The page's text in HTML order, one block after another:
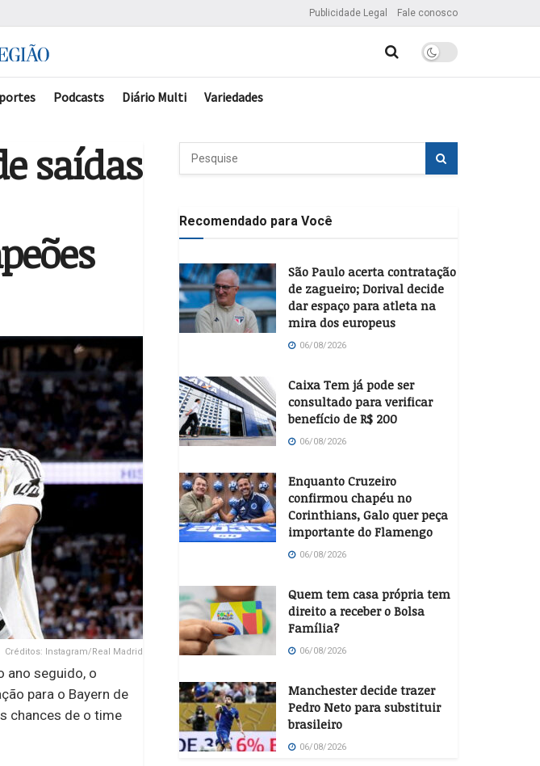
Publicidade Legal Fale conosco
Podcasts Diário Multi Variedades
saídas
Créditos: Instagram/Real Madrid
ano seguido, o
para o Bayern de
chances de o time
Recomendado para Você
São Paulo acerta contratação
de zagueiro; Dorival decide
dar espaço para atleta na
mira dos europeus
06/08/2026
Caixa Tem já pode ser
consultado para verificar
benefício de R$ 200
06/08/2026
Enquanto Cruzeiro
confirmou chapéu no
Corinthians, Galo quer peça
importante do Flamengo
06/08/2026
Quem tem casa própria tem
direito a receber o Bolsa
Família?
06/08/2026
Manchester decide trazer
Pedro Neto para substituir
brasileiro
06/08/2026